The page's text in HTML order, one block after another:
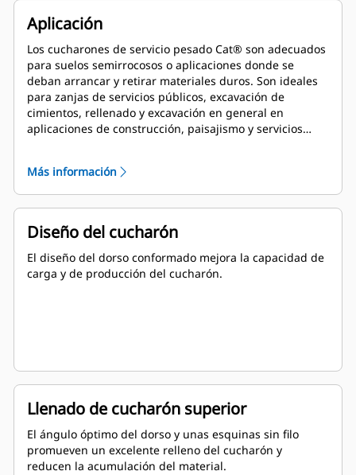
Aplicación
Los cucharones de servicio pesado Cat® son adecuados
para suelos semirrocosos o aplicaciones donde se
deban arrancar y retirar materiales duros. Son ideales
para zanjas de servicios públicos, excavación de
cimientos, rellenado y excavación en general en
aplicaciones de construcción, paisajismo y servicios
Más información
Diseño del cucharón
El diseño del dorso conformado mejora la capacidad de
carga y de producción del cucharón.
Llenado de cucharón superior
El ángulo óptimo del dorso y unas esquinas sin filo
promueven un excelente relleno del cucharón y
reducen la acumulación del material.